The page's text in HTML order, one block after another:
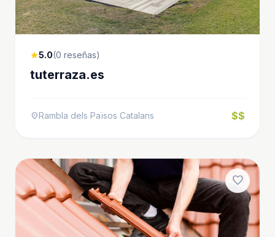
star5.0(0 reseñas)
tuterraza.es
location_onRambla dels Països Catalans $$
favorite